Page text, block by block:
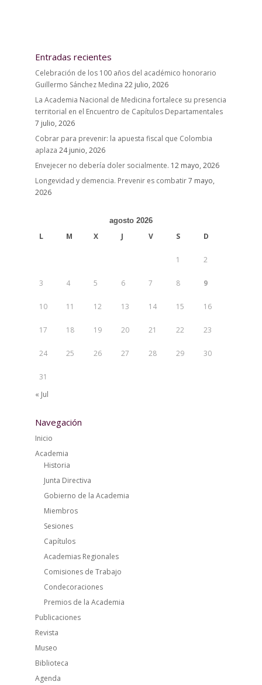
Entradas recientes
Celebración de los 100 años del académico honorario
Guillermo Sánchez Medina 22 julio, 2026
La Academia Nacional de Medicina fortalece su presencia
territorial en el Encuentro de Capítulos Departamentales
7 julio, 2026
Cobrar para prevenir: la apuesta fiscal que Colombia
aplaza 24 junio, 2026
Envejecer no debería doler socialmente. 12 mayo, 2026
Longevidad y demencia. Prevenir es combatir7 mayo,
2026
agosto 2026
L M X J V S D
1 2
3 4 5 6 7 8 9
10 11 12 13 14 15 16
17 18 19 20 21 22 23
24 25 26 27 28 29 30
31
« Jul
Navegación
Inicio
Academia
Historia
Junta Directiva
Gobierno de la Academia
Miembros
Sesiones
Capítulos
Academias Regionales
Comisiones de Trabajo
Condecoraciones
Premios de la Academia
Publicaciones
Revista
Museo
Biblioteca
Agenda